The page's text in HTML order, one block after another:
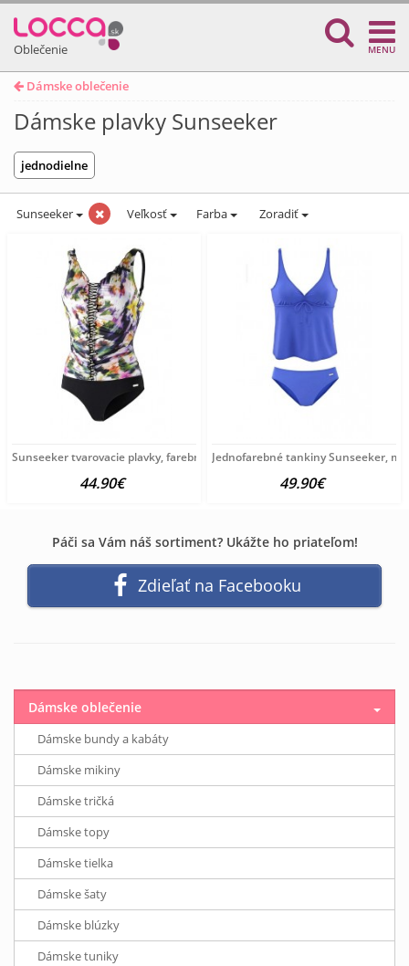
Oblečenie MENU
Dámske oblečenie
Dámske plavky Sunseeker
jednodielne
Sunseeker Veľkosť Farba Zoradiť
Sunseeker tvarovacie plavky, farebné D-Cup
44.90€
Jednofarebné tankiny Sunseeker,
49.90€
Páči sa Vám náš sortiment? Ukážte ho priateľom!
Zdieľať na Facebooku
Dámske oblečenie
Dámske bundy a kabáty
Dámske mikiny
Dámske tričká
Dámske topy
Dámske tielka
Dámske šaty
Dámske blúzky
Dámske tuniky